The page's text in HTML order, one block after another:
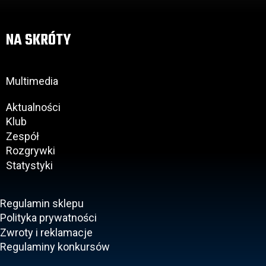
NA SKRÓTY
Multimedia
Aktualności
Klub
Zespół
Rozgrywki
Statystyki
Regulamin sklepu
Polityka prywatności
Zwroty i reklamacje
Regulaminy konkursów